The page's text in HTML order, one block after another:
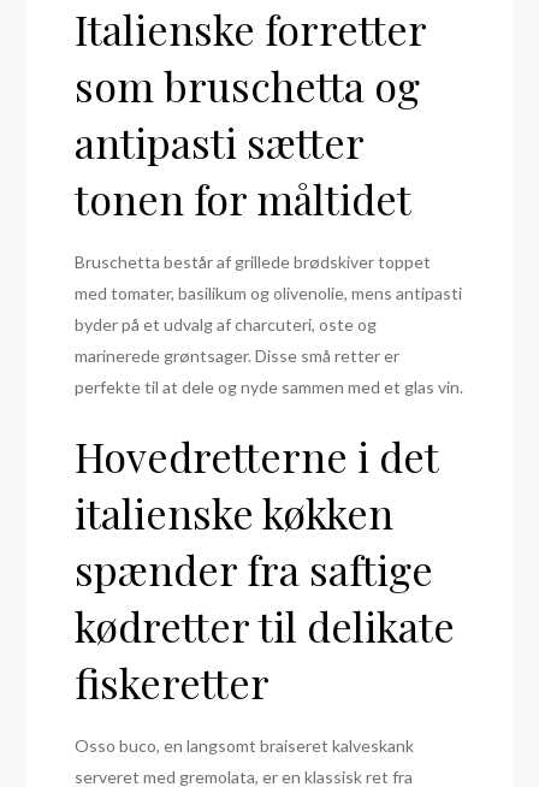
Italienske forretter
som bruschetta og
antipasti sætter
tonen for måltidet
Bruschetta består af grillede brødskiver toppet
med tomater, basilikum og olivenolie, mens antipasti
byder på et udvalg af charcuteri, oste og
marinerede grøntsager. Disse små retter er
perfekte til at dele og nyde sammen med et glas vin.
Hovedretterne i det
italienske køkken
spænder fra saftige
kødretter til delikate
fiskeretter
Osso buco, en langsomt braiseret kalveskank
serveret med gremolata, er en klassisk ret fra